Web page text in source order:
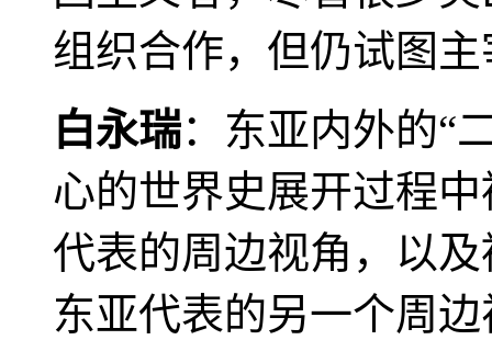
组织合作，但仍试图
白永瑞：东亚内外的“
心的世界史展开过程
代表的周边视角，以
东亚代表的另一个周